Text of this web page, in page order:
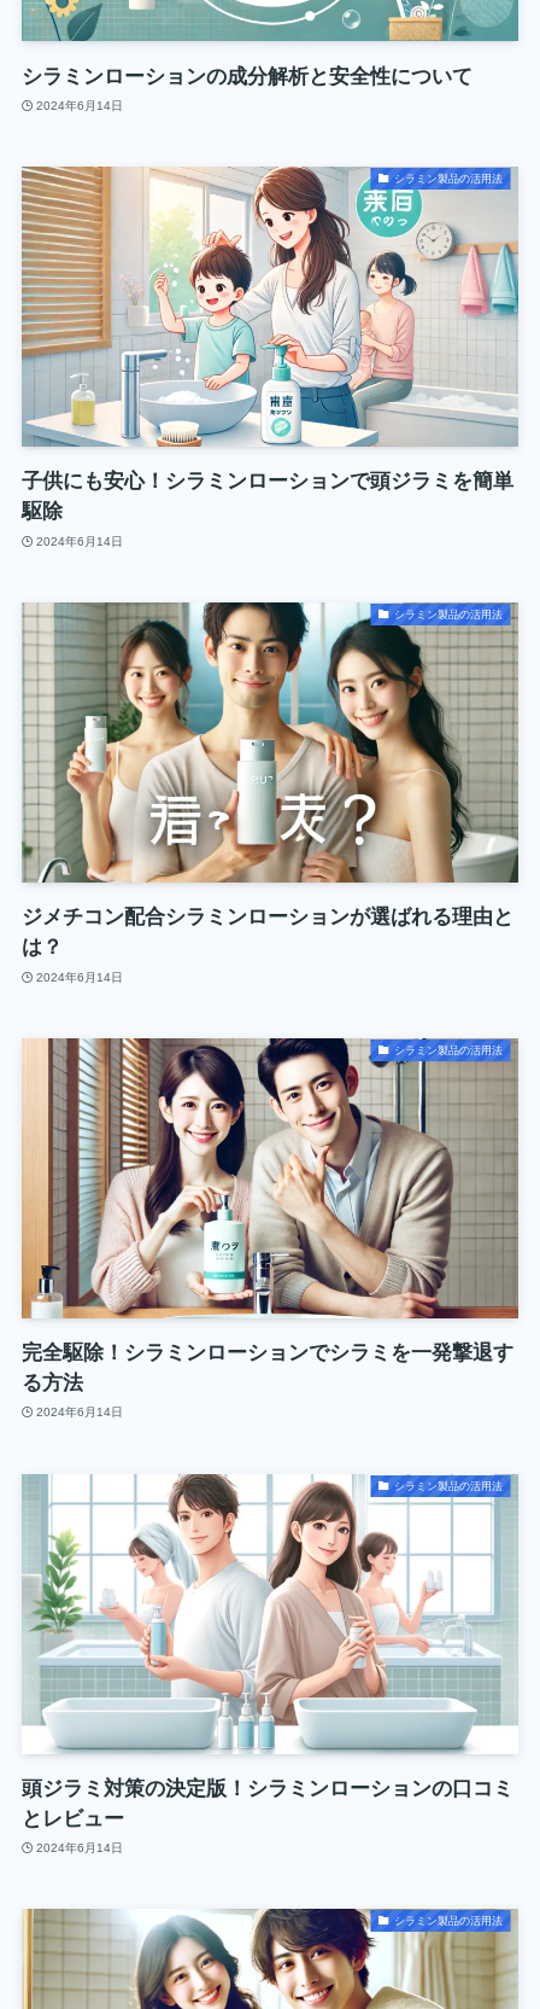
シラミンローションの成分解析と安全性について
2024年6月14日
シラミン製品の活用法
子供にも安心！シラミンローションで頭ジラミを簡単
駆除
2024年6月14日
シラミン製品の活用法
ジメチコン配合シラミンローションが選ばれる理由と
は？
2024年6月14日
シラミン製品の活用法
完全駆除！シラミンローションでシラミを一発撃退す
る方法
2024年6月14日
シラミン製品の活用法
頭ジラミ対策の決定版！シラミンローションの口コミ
とレビュー
2024年6月14日
シラミン製品の活用法